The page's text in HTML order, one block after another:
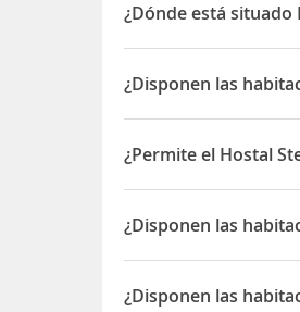
¿Dónde está situado
El Hostal Stella De'
¿Disponen las
Sí, las habitaciones del
¿Permite el Hostal
Sí, el Hostal Stella De'
¿Disponen las
Sí, las habitaciones del
¿Disponen las